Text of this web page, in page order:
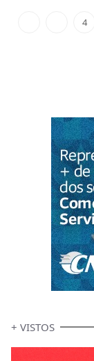
4
+ VISTOS